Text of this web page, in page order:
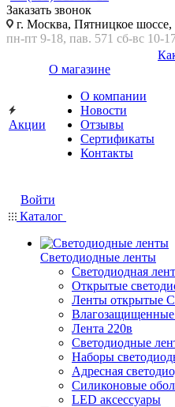
Заказать звонок
г. Москва, Пятницкое
пн-пт 9-18, пав. 571 сб-вс 10-
Акции
О магазине
О компании
Новости
Отзывы
Сертификаты
Контакты
Войти
Каталог
Светодиодные ленты
Светодиодная
Открытые
Ленты открытые
Лента 220в
Светодиодные
Наборы
Адресная
Силиконовые
LED аксессуары